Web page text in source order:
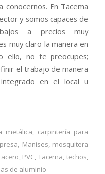
conocernos. En Tacema
y somos capaces de
a precios muy
muy claro la manera en
ello, no te preocupes;
el trabajo de manera
en el local u
metálica, carpintería para
, Manises, mosquitera
, PVC,Tacema,techos,
de aluminio